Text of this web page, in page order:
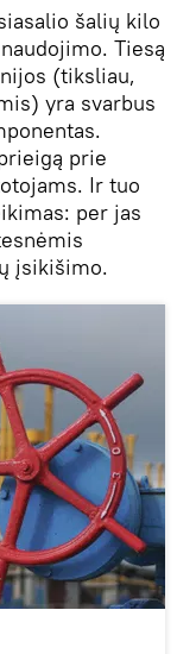
šalių kilo
Tiesą
(tiksliau,
yra svarbus
prie
Ir tuo
per jas
įsikišimo.